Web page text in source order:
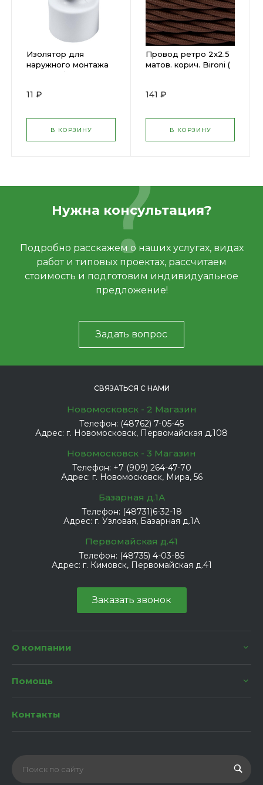
Изолятор для
наружного монтажа
пластик белый Bironi
11 ₽
В КОРЗИНУ
Провод ретро 2х2.5
матов. корич. Bironi (
141 ₽
В КОРЗИНУ
Нужна консультация?
Подробно расскажем о наших услугах, видах
работ и типовых проектах, рассчитаем
стоимость и подготовим индивидуальное
предложение!
Задать вопрос
СВЯЗАТЬСЯ С НАМИ
Новомосковск - 2 Магазин
Телефон: (48762) 7-05-45
Адрес: г. Новомосковск, Первомайская д.108
Новомосковск - 3 Магазин
Телефон: +7 (909) 264-47-70
Адрес: г. Новомосковск, Мира, 56
Базарная д.1А
Телефон: (48731)6-32-18
Адрес: г. Узловая, Базарная д.1А
Первомайская д.41
Телефон: (48735) 4-03-85
Адрес: г. Кимовск, Первомайская д.41
Заказать звонок
О компании
Помощь
Контакты